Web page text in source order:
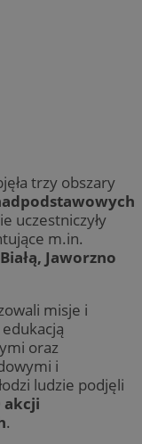
trzy obszary
uczestniczyły
m.in.
Jaworzno
misje i
oraz
i
ludzie podjęli
akcji
.